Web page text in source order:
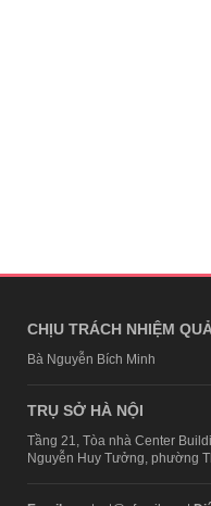
CHỊU TRÁCH NHIỆM
Bà Nguyễn Bích Minh
TRỤ SỞ HÀ NỘI
Tầng 21, Tòa nhà Center
Nguyễn Huy Tưởng, phường